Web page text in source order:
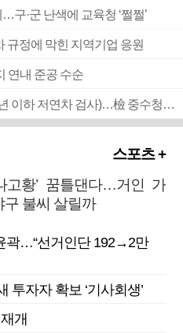
·군 난색에 교육청 ‘쩔쩔’
정에 막힌 지역기업 응원
연내 준공 수순
■ 검사 신분 버리고 직급하향(10년 이하 저연차 검사)…檢 중수청행 기피
스포츠 +
고황’ 꿈틀댄다…거인 가
구 불씨 살릴까
곽…“선거인단 192→2만
자자 확보 ‘기사회생’
개